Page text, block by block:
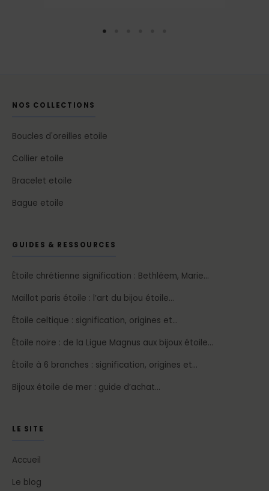
NOS COLLECTIONS
Boucles d'oreilles etoile
Collier etoile
Bracelet etoile
Bague etoile
GUIDES & RESSOURCES
Étoile chrétienne signification : Bethléem, Marie…
Maillot paris étoile : l’art du bijou étoile…
Étoile celtique : signification, origines et…
Étoile noire : de la Ligue Magnus aux bijoux étoile…
Étoile à 6 branches : signification, origines et…
Bijoux étoile de mer : guide d’achat…
LE SITE
Accueil
Le blog